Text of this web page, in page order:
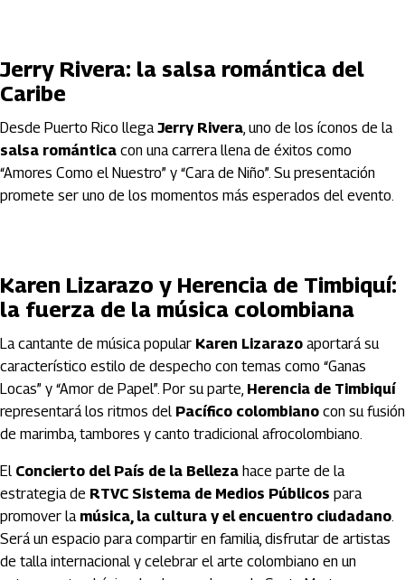
Jerry Rivera: la salsa romántica del
Caribe
Desde Puerto Rico llegaJerry Rivera, uno de los íconos de la
salsa romántica con una carrera llena de éxitos como
“Amores Como el Nuestro” y “Cara de Niño”. Su presentación
promete ser uno de los momentos más esperados del evento.
Karen Lizarazo y Herencia de Timbiquí:
la fuerza de la música colombiana
La cantante de música popular Karen Lizarazo aportará su
característico estilo de despecho con temas como “Ganas
Locas” y “Amor de Papel”. Por su parte, Herencia de Timbiquí
representará los ritmos del Pacífico colombiano con su fusión
de marimba, tambores y canto tradicional afrocolombiano.
El Concierto del País de la Belleza hace parte de la
estrategia de RTVC Sistema de Medios Públicos para
promover la música, la cultura y el encuentro ciudadano.
Será un espacio para compartir en familia, disfrutar de artistas
de talla internacional y celebrar el arte colombiano en un